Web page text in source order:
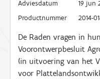
Adviesdatum
19 jun
Productnummer
2014-
De Raden vragen in
Voorontwerpbesluit
(in uitvoering van het
voor